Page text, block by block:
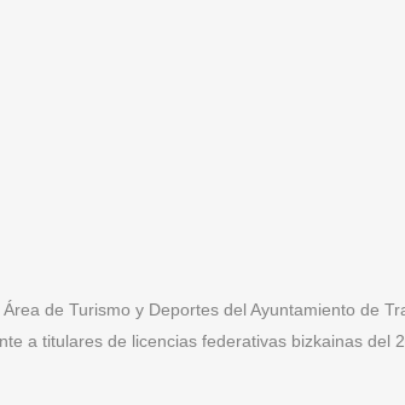
de Turismo y Deportes del Ayuntamiento de
a titulares de licencias federativas bizkainas del